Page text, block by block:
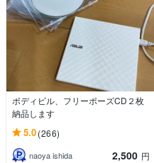
ボディビル、フリーポーズCD２枚
納品します
5.0(266)
naoya ishida 2,500 円